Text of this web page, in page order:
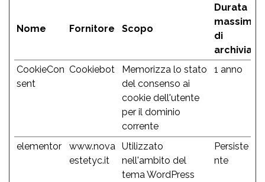
Nome Fornitore Scopo
Durata
massima
di
CookieCon
sent
Cookiebot
Memorizza lo stato
del consenso ai
cookie dell'utente
per il dominio
corrente
1 anno
elementor
www.nova
estetyc.it
Utilizzato
nell'ambito del
tema WordPress
Persiste
nte